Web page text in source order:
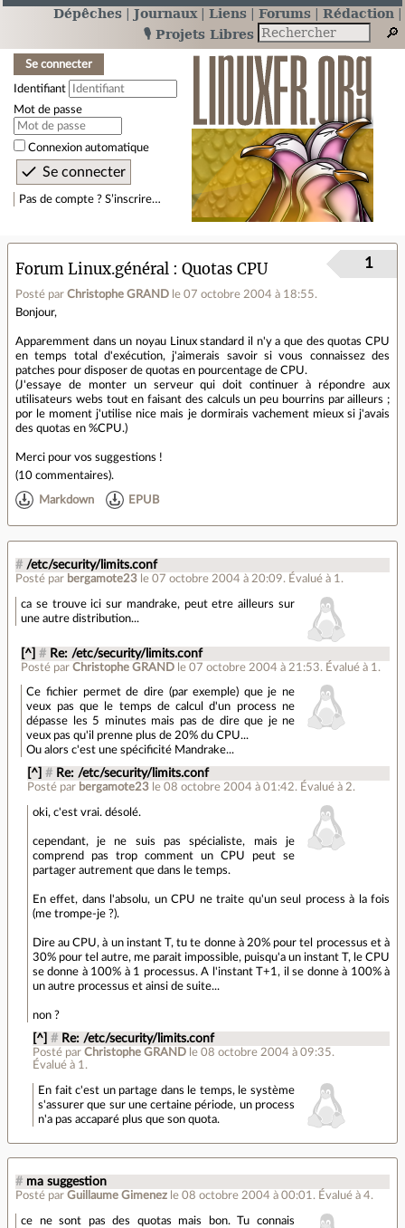
Dépêches Journaux Liens Forums
Rédaction
🎙️ Projets Libres
Se connecter
Identifiant
Mot de passe
Connexion automatique
Pas de compte ? S’inscrire…
Forum Linux.général Quotas CPU
Posté par Christophe GRAND le 07 octobre 2004 à 18:55.
1
Bonjour,
Apparemment dans un noyau Linux standard il n'y a que des quotas CPU
en temps total d'exécution, j'aimerais savoir si vous connaissez des
patches pour disposer de quotas en pourcentage de CPU.
(J'essaye de monter un serveur qui doit continuer à répondre aux
utilisateurs webs tout en faisant des calculs un peu bourrins par ailleurs ;
por le moment j'utilise nice mais je dormirais vachement mieux si j'avais
des quotas en %CPU.)
Merci pour vos suggestions !
(10 commentaires).
Markdown EPUB
# /etc/security/limits.conf
Posté par bergamote23 le 07 octobre 2004 à 20:09. Évalué à 1 .
ca se trouve ici sur mandrake, peut etre ailleurs sur
une autre distribution...
[^] # Re: /etc/security/limits.conf
Posté parChristophe GRAND le 07 octobre 2004 à 21:53. Évalué à 1 .
Ce fichier permet de dire (par exemple) que je ne
veux pas que le temps de calcul d'un process ne
dépasse les 5 minutes mais pas de dire que je ne
veux pas qu'il prenne plus de 20% du CPU...
Ou alors c'est une spécificité Mandrake...
[^] # Re: /etc/security/limits.conf
Posté par bergamote23 le 08 octobre 2004 à 01:42.Évalué à 2.
oki, c'est vrai. désolé.
cependant, je ne suis pas spécialiste, mais je
comprend pas trop comment un CPU peut se
partager autrement que dans le temps.
En effet, dans l'absolu, un CPU ne traite qu'un seul process à la fois
(me trompe-je ?).
Dire au CPU, à un instant T, tu te donne à 20% pour tel processus et à
30% pour tel autre, me parait impossible, puisqu'a un instant T, le CPU
se donne à 100% à 1 processus. A l'instant T+1, il se donne à 100% à
un autre processus et ainsi de suite...
non ?
[^] # Re: /etc/security/limits.conf
Posté parChristophe GRAND le 08 octobre 2004 à 09:35.
Évalué à 1 .
En fait c'est un partage dans le temps, le système
s'assurer que sur une certaine période, un process
n'a pas accaparé plus que son quota.
# ma suggestion
Posté par Guillaume Gimenez le 08 octobre 2004 à 00:01 . Évalué à 4.
ce ne sont pas des quotas mais bon. Tu connais